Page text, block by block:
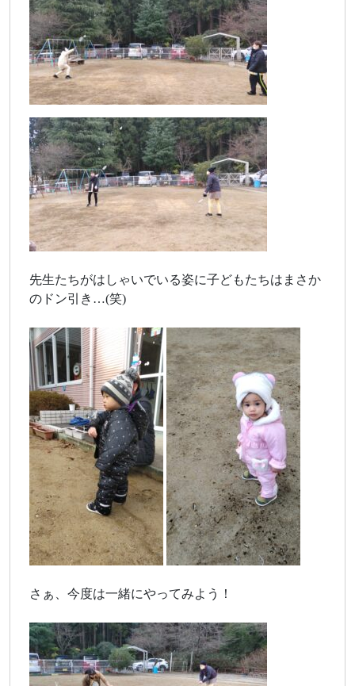
先生たちがはしゃいでいる姿に子どもたちはまさか
のドン引き…(笑)
さぁ、今度は一緒にやってみよう！